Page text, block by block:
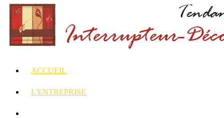
ACCUEIL
L'ENTREPRISE